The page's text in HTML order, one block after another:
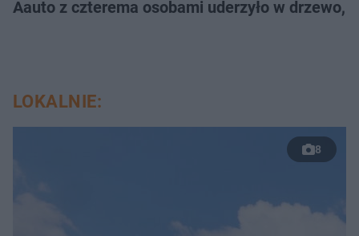
Aauto z czterema osobami uderzyło w drzewo,
LOKALNIE:
8